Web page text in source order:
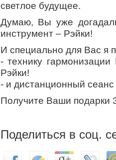
светлое будущее.
Думаю, Вы уже
инструмент – Рэйки!
И специально для Вас я
- технику
Рэйки!
- и дистанционный
Получите Ваши подарки
Поделиться в соц.